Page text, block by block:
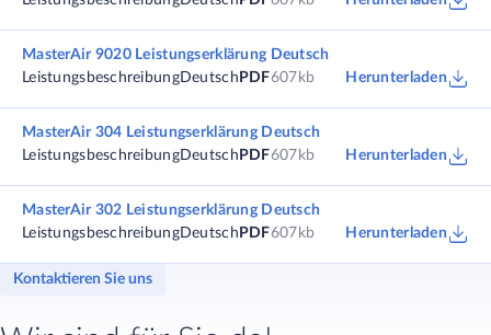
MasterAir 9020 Leistungserklärung Deutsch
LeistungsbeschreibungDeutsch PDF607kb Herunterladen
MasterAir 304 Leistungserklärung Deutsch
LeistungsbeschreibungDeutsch PDF607kb Herunterladen
MasterAir 302 Leistungserklärung Deutsch
LeistungsbeschreibungDeutsch PDF607kb Herunterladen
Kontaktieren Sie uns